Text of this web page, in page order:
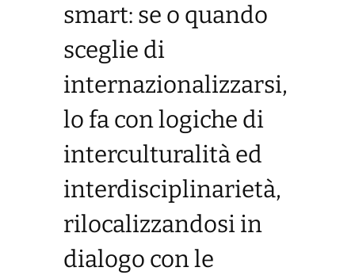
smart: se o quando
sceglie di
internazionalizzarsi,
lo fa con logiche di
interculturalità ed
interdisciplinarietà,
rilocalizzandosi in
dialogo con le